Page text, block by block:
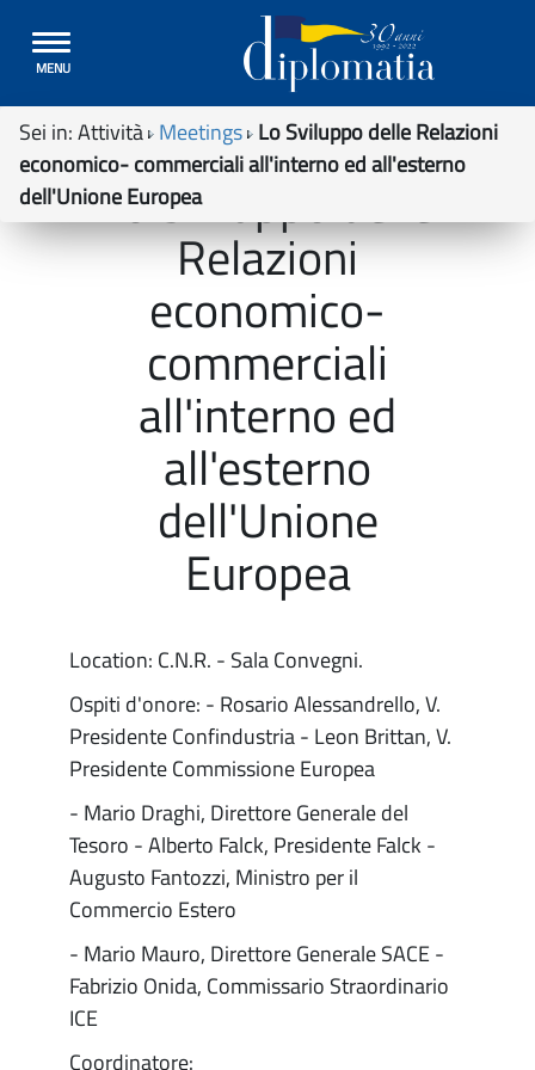
Toggle
navigation
MENU
Sei in:Attività Meetings Lo Sviluppo delle Relazioni
economico- commerciali all'interno ed all'esterno
dell'Unione Europea
Lo Sviluppo delle
Relazioni
economico-
commerciali
all'interno ed
all'esterno
dell'Unione
Europea
Location: C.N.R. - Sala Convegni.
Ospiti d'onore: - Rosario Alessandrello, V.
Presidente Confindustria - Leon Brittan, V.
Presidente Commissione Europea
- Mario Draghi, Direttore Generale del
Tesoro - Alberto Falck, Presidente Falck -
Augusto Fantozzi, Ministro per il
Commercio Estero
- Mario Mauro, Direttore Generale SACE -
Fabrizio Onida, Commissario Straordinario
ICE
Coordinatore: